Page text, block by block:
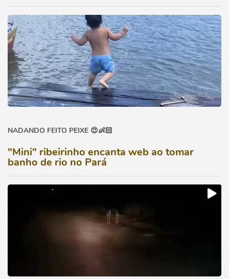
NADANDO FEITO PEIXE 😍👶🏻
"Mini" ribeirinho encanta web ao tomar
banho de rio no Pará